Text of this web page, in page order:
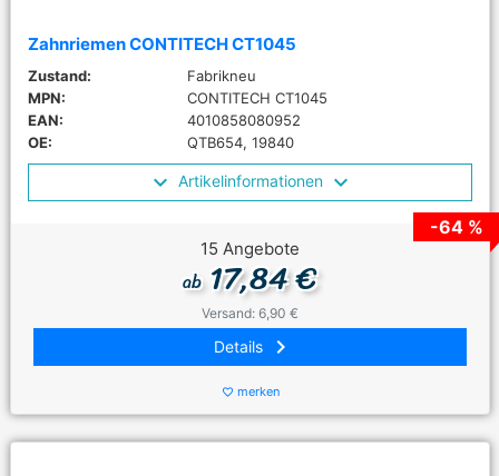
Zahnriemen CONTITECH CT1045
Zustand:
Fabrikneu
MPN:
CONTITECH CT1045
EAN:
4010858080952
OE:
QTB654, 19840
Artikelinformationen
-64 %
15 Angebote
ab17,84 €
Versand: 6,90 €
Details keyboard_arrow_right
favorite_border merken